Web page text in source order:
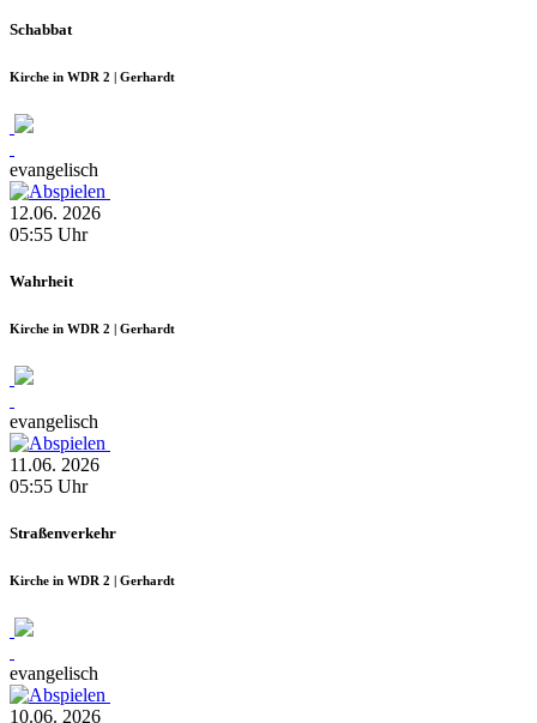
Schabbat
Kirche in WDR 2 | Gerhardt
evangelisch
12.06. 2026
05:55 Uhr
Wahrheit
Kirche in WDR 2 | Gerhardt
evangelisch
11.06. 2026
05:55 Uhr
Straßenverkehr
Kirche in WDR 2 | Gerhardt
evangelisch
10.06. 2026